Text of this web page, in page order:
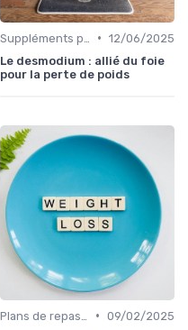
• 12/06/2025
Le desmodium : allié du foie
pour la perte de poids
• 09/02/2025